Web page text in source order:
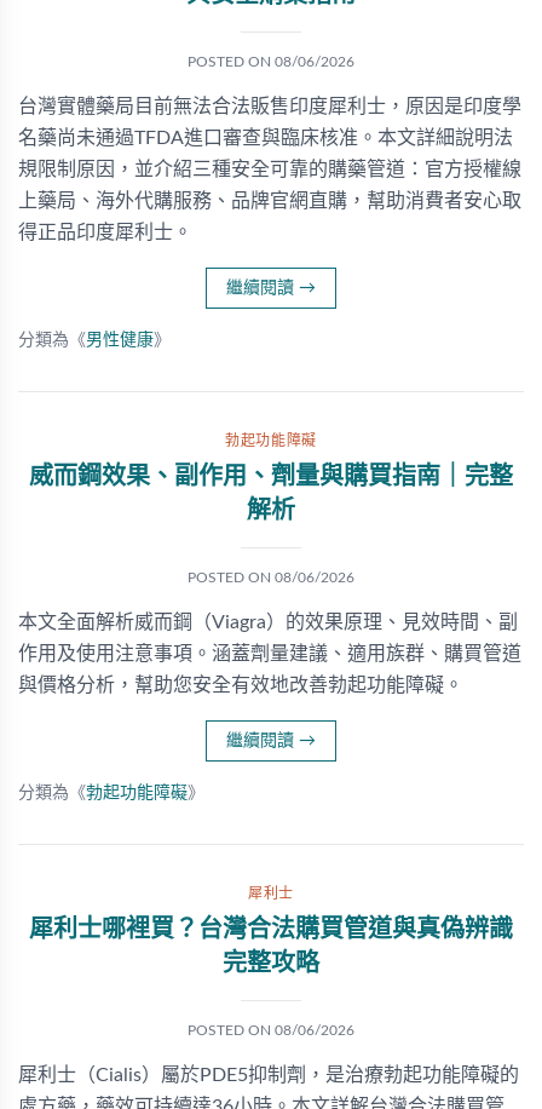
POSTED ON 08/06/2026
台灣實體藥局目前無法合法販售印度犀利士，原因是印度學
名藥尚未通過TFDA進口審查與臨床核准。本文詳細說明法
規限制原因，並介紹三種安全可靠的購藥管道：官方授權線
上藥局、海外代購服務、品牌官網直購，幫助消費者安心取
得正品印度犀利士。
繼續閱讀 →
分類為《男性健康》
勃起功能障礙
威而鋼效果、副作用、劑量與購買指南｜完整
解析
POSTED ON 08/06/2026
本文全面解析威而鋼（Viagra）的效果原理、見效時間、副
作用及使用注意事項。涵蓋劑量建議、適用族群、購買管道
與價格分析，幫助您安全有效地改善勃起功能障礙。
繼續閱讀 →
分類為《勃起功能障礙》
犀利士
犀利士哪裡買？台灣合法購買管道與真偽辨識
完整攻略
POSTED ON 08/06/2026
犀利士（Cialis）屬於PDE5抑制劑，是治療勃起功能障礙的